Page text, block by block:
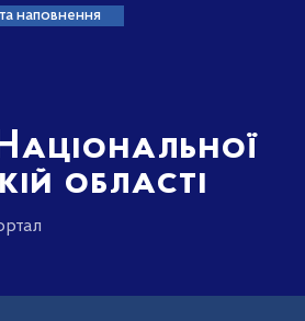
наповнення
області